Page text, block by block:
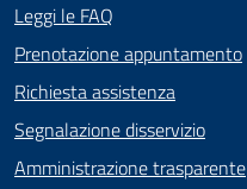
Leggi le FAQ
Prenotazione appuntamento
Richiesta assistenza
Segnalazione disservizio
Amministrazione trasparente